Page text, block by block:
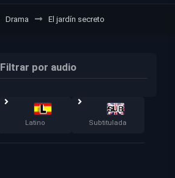
Drama El jardín secreto
Filtrar por audio
Latino Subtitulada